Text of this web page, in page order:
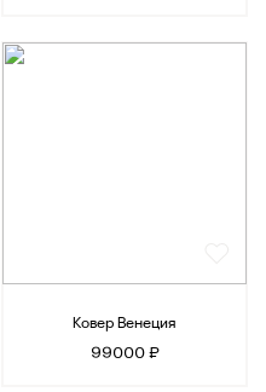
Ковер Венеция
99000 ₽